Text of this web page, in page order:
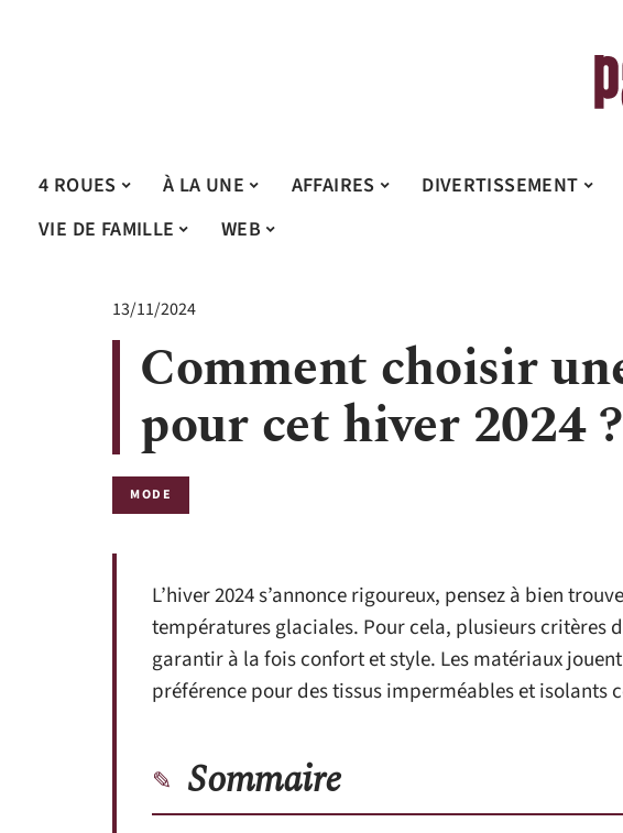
4 ROUES À LA UNE AFFAIRES DIVERTISSEMENT
VIE DE FAMILLE
WEB
13/11/2024
Comment choisir
pour cet hiver 2024 ?
MODE
L’hiver 2024 s’annonce rigoureux, pensez à bien
températures glaciales. Pour cela, plusieurs critères
garantir à la fois confort et style. Les matériaux
préférence pour des tissus imperméables et isolants
Sommaire